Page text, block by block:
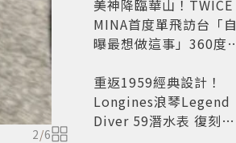
2/6
美神降臨華山！TWICE
MINA首度單飛訪台「自
曝最想做這事」360度0
開
重返1959經典設計！
Longines浪琴Legend
Diver 59潛水表 復刻懷